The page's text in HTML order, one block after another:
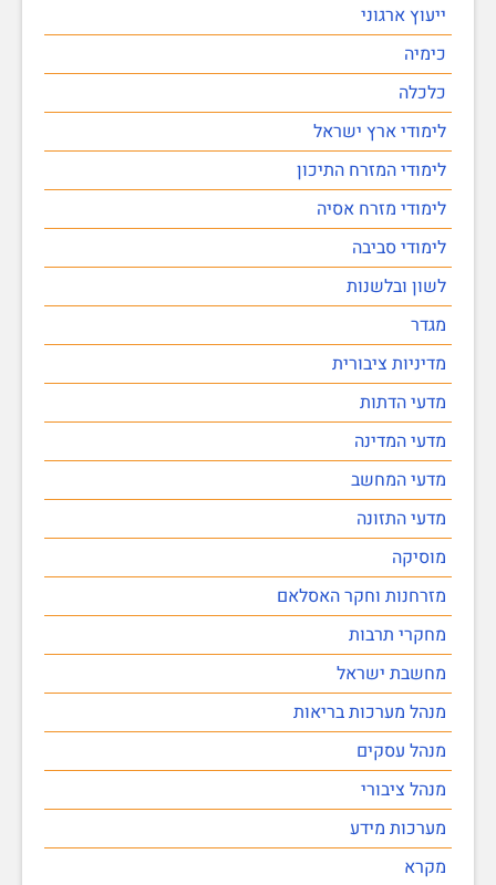
ייעוץ ארגוני
כימיה
כלכלה
לימודי ארץ ישראל
לימודי המזרח התיכון
לימודי מזרח אסיה
לימודי סביבה
לשון ובלשנות
מגדר
מדיניות ציבורית
מדעי הדתות
מדעי המדינה
מדעי המחשב
מדעי התזונה
מוסיקה
מזרחנות וחקר האסלאם
מחקרי תרבות
מחשבת ישראל
מנהל מערכות בריאות
מנהל עסקים
מנהל ציבורי
מערכות מידע
מקרא